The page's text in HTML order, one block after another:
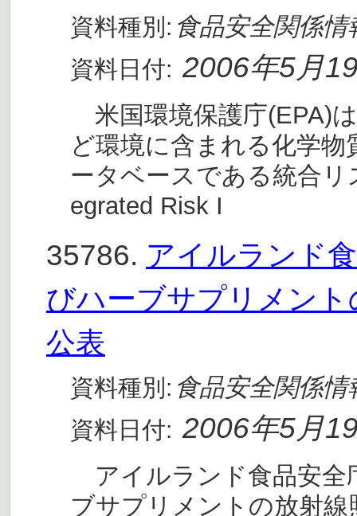
資料種別: 食品安全関係情
資料日付: 2006年5月
米国環境保護庁(EPA)
ど環境に含まれる化学
ータベースである統合
egrated Risk I
35786. アイルランド
びハーブサプリメン
公表
資料種別: 食品安全関係情
資料日付: 2006年5月
アイルランド食品安全
ブサプリメントの放射